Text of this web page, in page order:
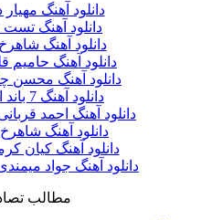
دانلود آهنگ مهیار
دانلود آهنگ
دانلود آهنگ
دانلود آهنگ حامیم
دانلود آهنگ محسن
دانلود آهنگ 7 باند ای داد
دانلود آهنگ احمد
دانلود آهنگ
دانلود آهنگ کیان
دانلود آهنگ جواد
مطالب